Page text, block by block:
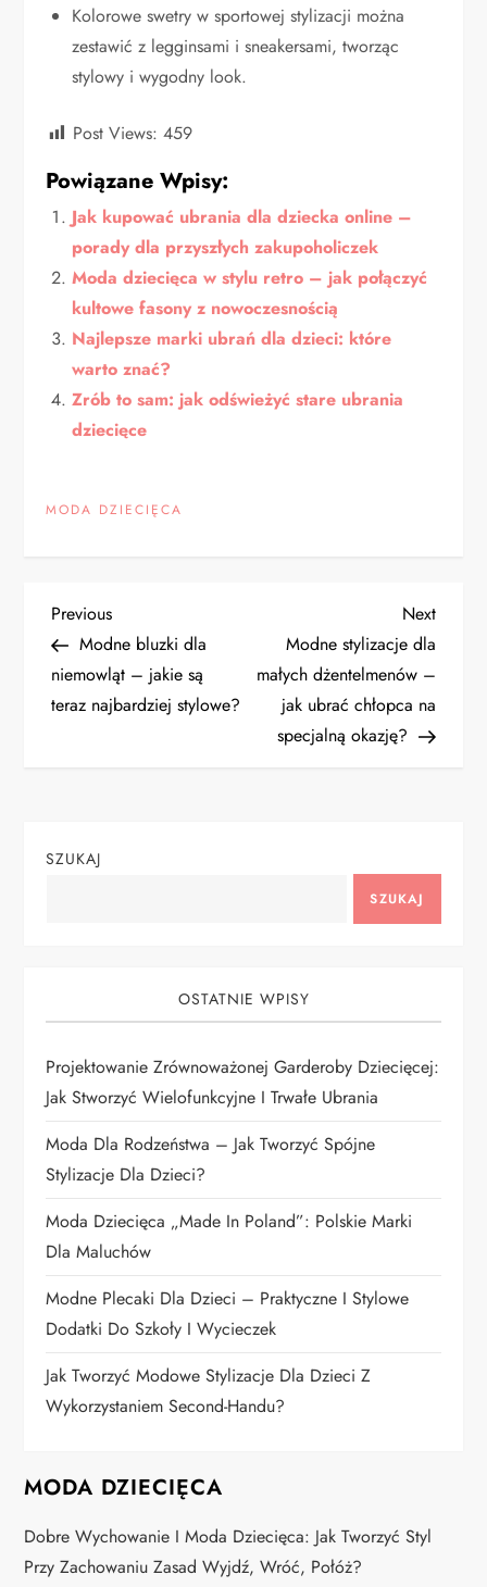
Kolorowe swetry w sportowej stylizacji można
zestawić z legginsami i sneakersami, tworząc
stylowy i wygodny look.
Post Views: 459
Powiązane Wpisy:
Jak kupować ubrania dla dziecka online –
porady dla przyszłych zakupoholiczek
Moda dziecięca w stylu retro – jak połączyć
kultowe fasony z nowoczesnością
Najlepsze marki ubrań dla dzieci: które
warto znać?
Zrób to sam: jak odświeżyć stare ubrania
dziecięce
MODA DZIECIĘCA
N
a
w
a
a
w
p
i
s
u
Previous
Post
Previous
Modne bluzki dla
niemowląt – jakie są
teraz najbardziej stylowe?
Next
Post
Next
Modne stylizacje dla
małych dżentelmenów –
jak ubrać chłopca na
specjalną okazję?
SZUKAJ
SZUKAJ
OSTATNIE WPISY
Projektowanie Zrównoważonej Garderoby Dziecięcej:
Jak Stworzyć Wielofunkcyjne I Trwałe Ubrania
Moda Dla Rodzeństwa – Jak Tworzyć Spójne
Stylizacje Dla Dzieci?
Moda Dziecięca „Made In Poland”: Polskie Marki
Dla Maluchów
Modne Plecaki Dla Dzieci – Praktyczne I Stylowe
Dodatki Do Szkoły I Wycieczek
Jak Tworzyć Modowe Stylizacje Dla Dzieci Z
Wykorzystaniem Second-Handu?
MODA DZIECIĘCA
Dobre Wychowanie I Moda Dziecięca: Jak Tworzyć Styl
Przy Zachowaniu Zasad Wyjdź, Wróć, Połóż?